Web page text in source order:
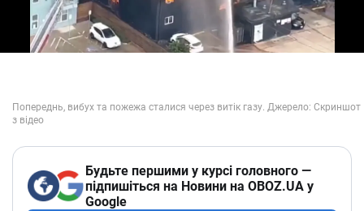
Будьте першими у курсі головного —
підпишіться на Новини на OBOZ.UA у
Google